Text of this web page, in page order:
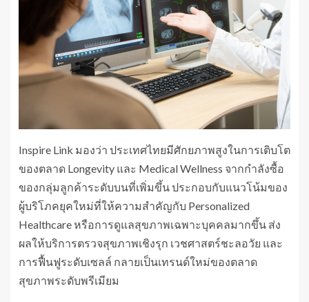
Inspire Link มองว่า ประเทศไทยมีศักยภาพสูงในการเติบโต
ของตลาด Longevity และ Medical Wellness จากกำลังซื้อ
ของกลุ่มลูกค้าระดับบนที่เพิ่มขึ้น ประกอบกับแนวโน้มของ
ผู้บริโภคยุคใหม่ที่ให้ความสำคัญกับ Personalized
Healthcare หรือการดูแลสุขภาพเฉพาะบุคคลมากขึ้น ส่ง
ผลให้บริการตรวจสุขภาพเชิงรุก เวชศาสตร์ชะลอวัย และ
การฟื้นฟูระดับเซลล์ กลายเป็นเทรนด์ใหม่ของตลาด
สุขภาพระดับพรีเมียม